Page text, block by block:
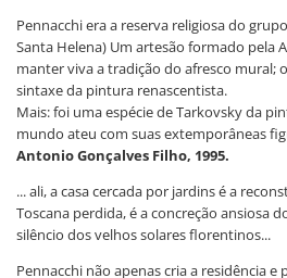
Pennacchi era a reserva religiosa do
Santa Helena) Um artesão formado pela
manter viva a tradição do afresco mural;
sintaxe da pintura renascentista.
Mais: foi uma espécie de Tarkovsky da
mundo ateu com suas extemporâneas
Antonio Gonçalves Filho, 1995.
... ali, a casa cercada por jardins é a
Toscana perdida, é a concreção ansiosa
silêncio dos velhos solares florentinos...
Pennacchi não apenas cria a residência e